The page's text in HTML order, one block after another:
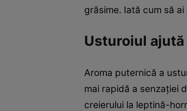
grăsime. Iată cum să
Usturoiul
Aroma puternică a
mai rapidă a senzaţiei
creierului la leptină-